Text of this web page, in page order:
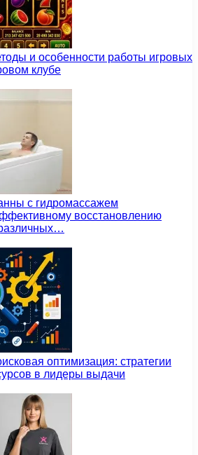
и особенности работы игровых
клубе
с гидромассажем
восстановлению
оптимизация: стратегии
в лидеры выдачи